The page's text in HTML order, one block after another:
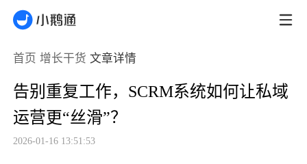
首页 增长干货 文章详情
告别重复工作，SCRM系统如何让私域
运营更“丝滑”？
2026-01-16 13:51:53